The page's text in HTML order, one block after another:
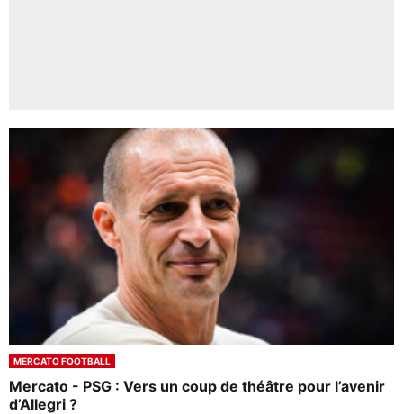
MERCATO FOOTBALL
Mercato - PSG : Vers un coup de théâtre pour l’avenir
d’Allegri ?